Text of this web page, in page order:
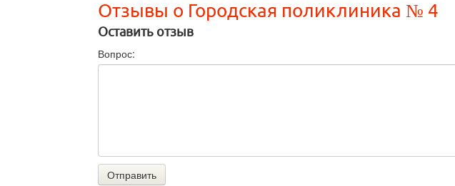
Отзывы о Городская поликлиника № 4
Оставить отзыв
Вопрос:
Отправить